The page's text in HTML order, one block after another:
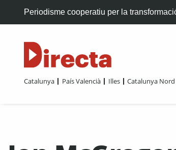
Periodisme cooperatiu per la
Catalunya País Valencià Illes Catalunya Nord